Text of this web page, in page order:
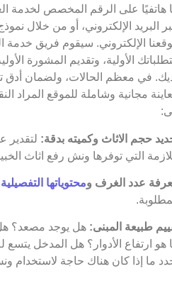
هاتفيًا على الرقم المخصص لخدمة
البريد الإلكتروني، أو من خلال
الإلكتروني. سيقوم فريق خدمة
الأولية، وتقديم المشورة
في معظم الحالات، ولضمان أدق
مجانية وشاملة للموقع المراد
حجم الاثاث وكميته بدقة: لتقدير
التي توفرها ونش رفع اثاث
عدد الغرف ومحتوياتها التفصيلية
طبيعة المبنى: هل يوجد مصعد؟
هو ارتفاع الأدوار؟ هل المدخل يتسع
ما إذا كان هناك حاجة لاستخدام